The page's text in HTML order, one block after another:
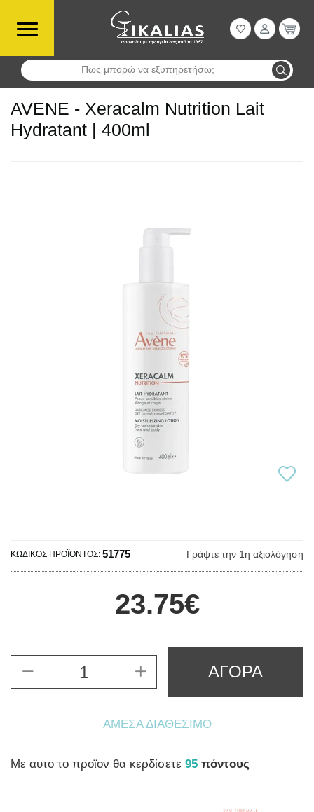
Πως μπορώ να εξυπηρετήσω;
Αναζήτηση
AVENE - Xeracalm Nutrition Lait
Hydratant | 400ml
ΚΩΔΙΚΌΣ ΠΡΟΪΌΝΤΟΣ: 51775 Γράψτε την 1η αξιολόγηση
23.75€
ΑΓΟΡΑ
ΆΜΕΣΑ ΔΙΑΘΈΣΙΜΟ
Mε αυτο το προϊον θα κερδίσετε 95 πόντους